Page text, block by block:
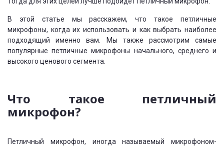
В этой статье мы расскажем, что такое петличные
микрофоны, когда их использовать и как выбрать наиболее
подходящий именно вам. Мы также рассмотрим самые
популярные петличные микрофоны начального, среднего и
высокого ценового сегмента.
Что такое петличный
микрофон?
Петличный микрофон, иногда называемый микрофоном-